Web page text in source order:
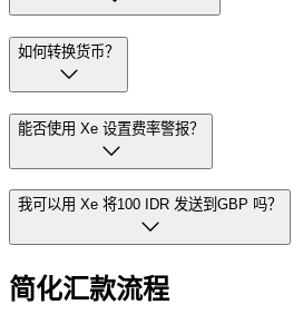
如何转换货币？
能否使用 Xe 设置费率警报？
我可以用 Xe 将100 IDR 发送到GBP 吗？
简化汇款流程